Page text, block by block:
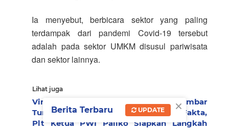
Ia menyebut, berbicara sektor yang paling
terdampak dari pandemi Covid-19 tersebut
adalah pada sektor UMKM disusul pariwisata
dan sektor lainnya.
Lihat juga
Viral Isu "Upeti Tambang", PWI Sumbar
Turun Tangan Bentuk Tim Pencari Fakta,
Plt Ketua PWI Paliko Siapkan Langkah
×
Berita Terbaru UPDATE